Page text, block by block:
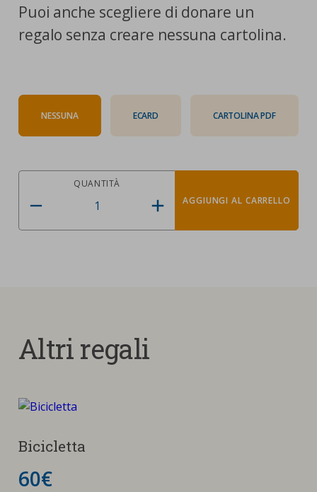
Puoi anche scegliere di donare un
regalo senza creare nessuna cartolina.
NESSUNA ECARD CARTOLINA PDF
QUANTITÀ
AGGIUNGI AL CARRELLO
Altri regali
Bicicletta
60€